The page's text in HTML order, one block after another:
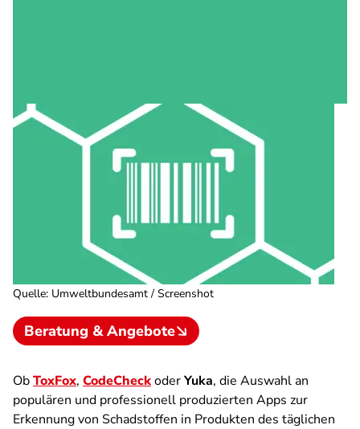
Quelle: Umweltbundesamt / Screenshot
Beratung & Angebote
ObToxFox, CodeCheckoderYuka, die Auswahl an
populären und professionell produzierten Apps zur
Erkennung von Schadstoffen in Produkten des täglichen